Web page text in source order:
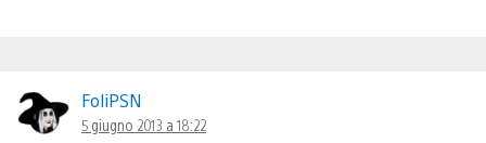
FoliPSN
5 giugno 2013 a 18:22